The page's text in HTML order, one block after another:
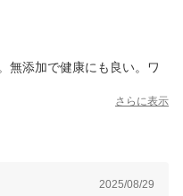
無添加で健康にも良い。ワ
さらに表示
2025/08/29